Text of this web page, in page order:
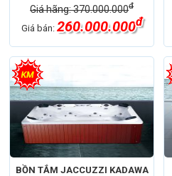
Giá hãng: 370.000.000đ
Giá bán: 260.000.000đ
BỒN TẮM JACCUZZI KADAWA